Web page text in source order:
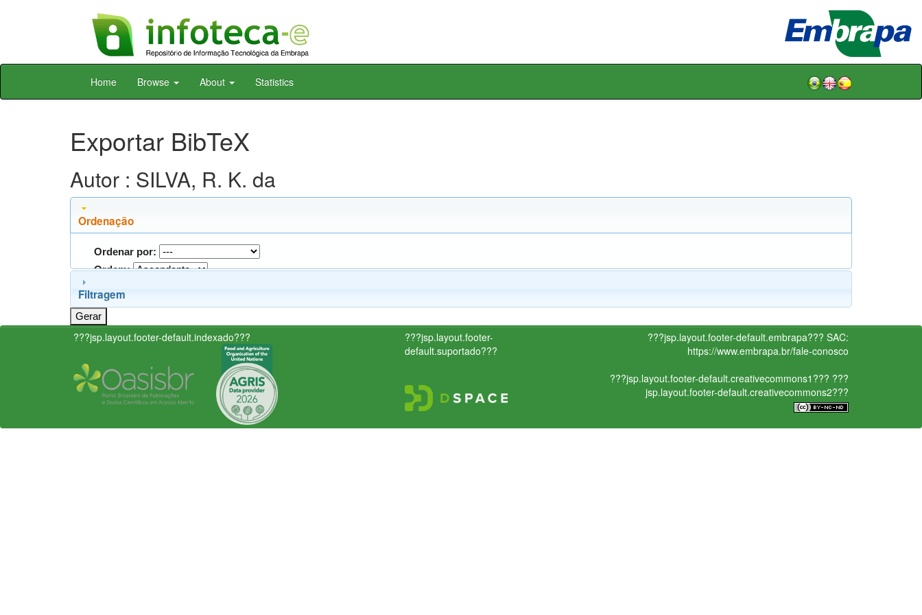
Skip
Home Browse About Statistics
Exportar BibTeX
Autor : SILVA, R. K. da
Ordenação
Ordenar por:
Ordem:
Filtragem
???jsp.layout.footer-default.indexado???
???jsp.layout.footer-
default.suportado???
???jsp.layout.footer-default.embrapa??? SAC:
https://www.embrapa.br/fale-conosco
???jsp.layout.footer-default.creativecommons1??? ???
jsp.layout.footer-default.creativecommons2???